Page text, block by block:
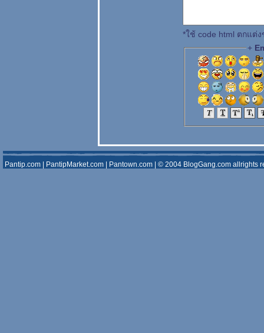
*ใช้ code html ตกแต่
+
Pantip.com PantipMarket.com Pantown.com | © 2004 BlogGang.com allrights